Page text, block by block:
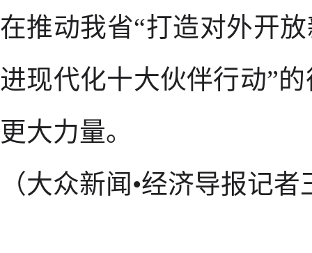
在推动我省“打造对外开
进现代化十大伙伴行动”
更大力量。
（大众新闻•经济导报记者